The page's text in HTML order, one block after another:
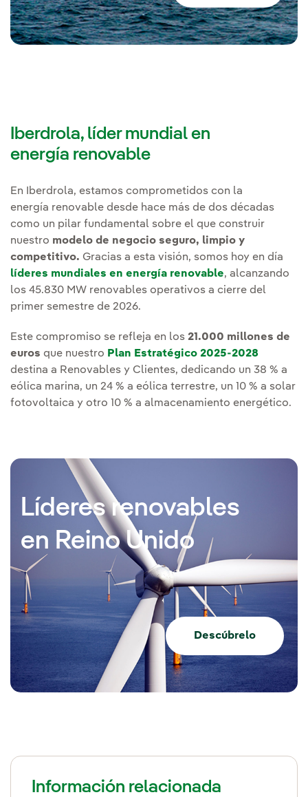
Iberdrola, líder mundial en
energía renovable
En Iberdrola, estamos comprometidos con la
energía renovable desde hace más de dos décadas
como un pilar fundamental sobre el que construir
nuestro modelo de negocio seguro, limpio y
competitivo. Gracias a esta visión, somos hoy en día
líderes mundiales en energía renovable, alcanzando
los 45.830 MW renovables operativos a cierre del
primer semestre de 2026.
Este compromiso se refleja en los 21.000 millones de
euros que nuestro Plan Estratégico 2025-2028
destina a Renovables y Clientes, dedicando un 38 % a
eólica marina, un 24 % a eólica terrestre, un 10 % a solar
fotovoltaica y otro 10 % a almacenamiento energético.
Líderes renovables
en Reino Unido
Descúbrelo
Información relacionada